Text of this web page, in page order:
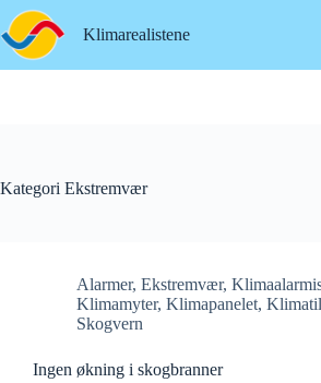
Hopp
til
innholdet
Klimarealistene
Kategori Ekstremvær
Alarmer, Ekstremvær,
Klimamyter, Klimapanelet,
Skogvern
Ingen økning i skogbranner